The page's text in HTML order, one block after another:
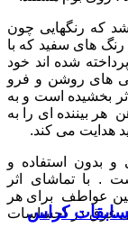
که رنگهایی چون
رنگ های سفید که با
شده اند خود
های روشن و فرو
بخشیده است و به
هر بیننده ای را به
هدایت می کند.
بدون استفاده و
. با تماشای اثر
عواطف برای هر
غرق در احساسات
مسابقات کراس